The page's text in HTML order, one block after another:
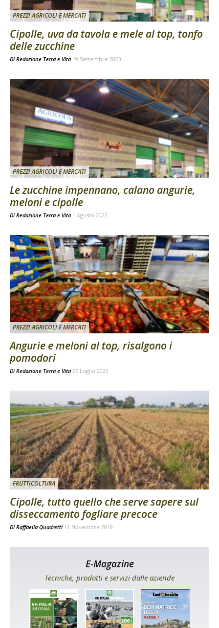
PREZZI AGRICOLI E MERCATI
Cipolle, uva da tavola e mele al top, tonfo
delle zucchine
Di Redazione Terra e Vita 19 Settembre 2023
PREZZI AGRICOLI E MERCATI
Le zucchine impennano, calano angurie,
meloni e cipolle
Di Redazione Terra e Vita 1 Agosto 2023
PREZZI AGRICOLI E MERCATI
Angurie e meloni al top, risalgono i
pomodori
Di Redazione Terra e Vita 25 Luglio 2023
FRUTTICOLTURA
Cipolle, tutto quello che serve sapere sul
disseccamento fogliare precoce
Di Raffaella Quadretti 11 Novembre 2019
E-Magazine
Tecniche, prodotti e servizi dalle aziende